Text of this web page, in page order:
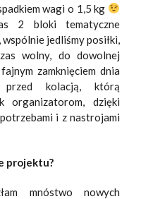
wagi o 1,5 kg
2 bloki tematyczne
jedliśmy posiłki,
wolny, do dowolnej
zamknięciem dnia
kolacją, którą
organizatorom, dzięki
i z nastrojami
projektu?
mnóstwo nowych